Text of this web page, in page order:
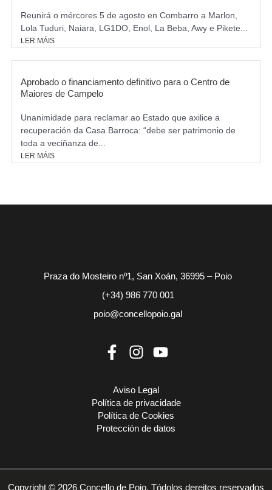
Reunirá o mércores 5 de agosto en Combarro a Marlon,
Lola Tuduri, Naiara, LG1DO, Enol, La Beba, Awy e Pikete...
LER MÁIS
Aprobado o financiamento definitivo para o Centro de
Maiores de Campelo
Unanimidade para reclamar ao Estado que axilice a
recuperación da Casa Barroca: “debe ser patrimonio de
toda a veciñanza de...
LER MÁIS
Praza do Mosteiro nº1, San Xoán, 36995 – Poio
(+34) 986 770 001
poio@concellopoio.gal
Aviso Legal
Política de privacidade
Política de Cookies
Protección de datos
Copyright © 2026 Concello de Poio. Tódolos dereitos reservados